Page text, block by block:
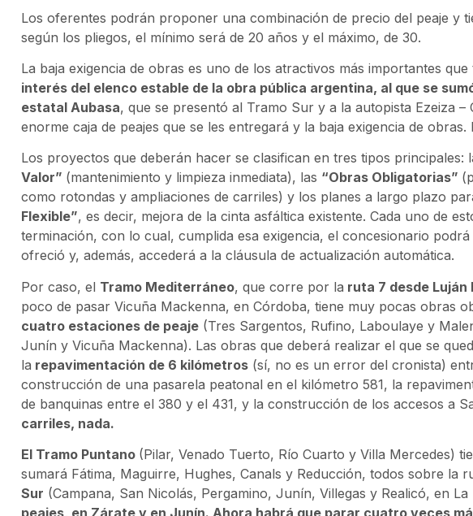
Los oferentes podrán proponer una combinación de precio del peaje y
según los pliegos, el mínimo será de 20 años y el máximo, de 30.
La baja exigencia de obras es uno de los atractivos más importantes
interés del elenco estable de la obra pública argentina, al que se
estatal Aubasa, que se presentó al Tramo Sur y a la autopista Ezeiza –
enorme caja de peajes que se les entregará y la baja exigencia de
Los proyectos que deberán hacer se clasifican en tres tipos principales:
Valor” (mantenimiento y limpieza inmediata), las “Obras Obligatorias”
como rotondas y ampliaciones de carriles) y los planes a largo plazo
Flexible”, es decir, mejora de la cinta asfáltica existente. Cada uno de
terminación, con lo cual, cumplida esa exigencia, el concesionario
ofreció y, además, accederá a la cláusula de actualización automática.
Por caso, el Tramo Mediterráneo, que corre por la ruta 7 desde Luján
poco de pasar Vicuña Mackenna, en Córdoba, tiene muy pocas obras
cuatro estaciones de peaje (Tres Sargentos, Rufino, Laboulaye y
Junín y Vicuña Mackenna). Las obras que deberá realizar el que se
la repavimentación de 6 kilómetros (sí, no es un error del cronista)
construcción de una pasarela peatonal en el kilómetro 581, la
de banquinas entre el 380 y el 431, y la construcción de los accesos a
carriles, nada.
El Tramo Puntano (Pilar, Venado Tuerto, Río Cuarto y Villa Mercedes)
sumará Fátima, Maguirre, Hughes, Canals y Reducción, todos sobre la
Sur (Campana, San Nicolás, Pergamino, Junín, Villegas y Realicó, en La